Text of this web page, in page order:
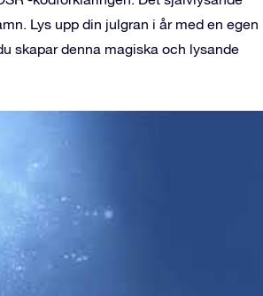
Lys upp din julgran i år med en egen
skapar denna magiska och lysande